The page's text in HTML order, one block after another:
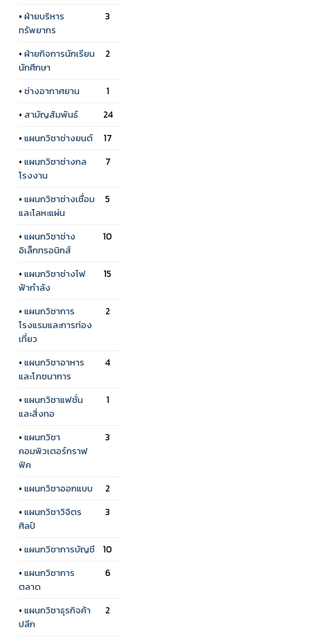
• ฝ่ายบริหาร
ทรัพยากร
3
• ฝ่ายกิจการนักเรียน
นักศึกษา
2
• ช่างอากาศยาน
1
• สามัญสัมพันธ์
24
• แผนกวิชาช่างยนต์
17
• แผนกวิชาช่างกล
โรงงาน
7
• แผนกวิชาช่างเชื่อม
และโลหะแผ่น
5
• แผนกวิชาช่าง
อิเล็กทรอนิกส์
10
• แผนกวิชาช่างไฟ
ฟ้ากำลัง
15
• แผนกวิชาการ
โรงแรมและการท่อง
เที่ยว
2
• แผนกวิชาอาหาร
และโภชนาการ
4
• แผนกวิชาแฟชั่น
และสิ่งทอ
1
• แผนกวิชา
คอมพิวเตอร์กราฟ
ฟิค
3
• แผนกวิชาออกแบบ
2
• แผนกวิชาวิจิตร
ศิลป์
3
• แผนกวิชาการบัญชี 10
• แผนกวิชาการ
ตลาด
6
• แผนกวิชาธุรกิจค้า
ปลีก
2